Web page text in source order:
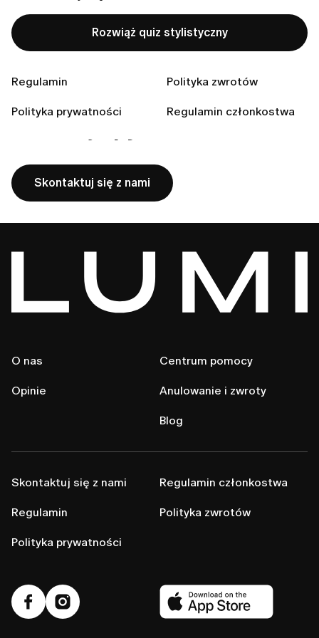
Rozwiąż quiz stylistyczny
Regulamin Polityka zwrotów
Polityka prywatności Regulamin członkostwa
Czy muszę płacić za wysyłkę zwrotną?
Nie znalazłaś odpowiedzi
na swoje pytanie?
Skontaktuj się z nami
O nas
Opinie
Centrum pomocy
Anulowanie i zwroty
Blog
Skontaktuj się z nami
Regulamin
Polityka prywatności
Regulamin członkostwa
Polityka zwrotów